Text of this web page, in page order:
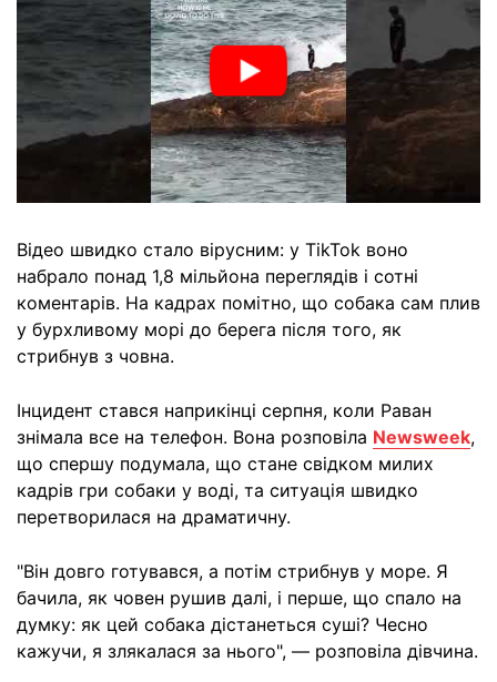
Відео швидко стало вірусним: у TikTok воно
набрало понад 1,8 мільйона переглядів і сотні
коментарів. На кадрах помітно, що собака сам плив
у бурхливому морі до берега після того, як
стрибнув з човна.
Інцидент стався наприкінці серпня, коли Раван
знімала все на телефон. Вона розповіла Newsweek,
що спершу подумала, що стане свідком милих
кадрів гри собаки у воді, та ситуація швидко
перетворилася на драматичну.
"Він довго готувався, а потім стрибнув у море. Я
бачила, як човен рушив далі, і перше, що спало на
думку: як цей собака дістанеться суші? Чесно
кажучи, я злякалася за нього", — розповіла дівчина.